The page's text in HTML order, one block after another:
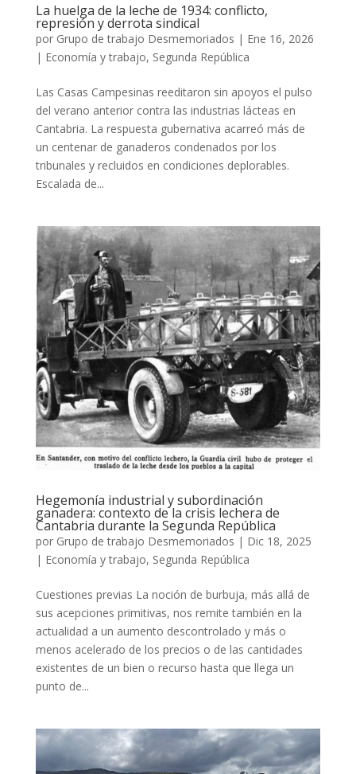
La huelga de la leche de 1934: conflicto,
represión y derrota sindical
por Grupo de trabajo Desmemoriados | Ene 16, 2026
| Economía y trabajo, Segunda República
Las Casas Campesinas reeditaron sin apoyos el pulso
del verano anterior contra las industrias lácteas en
Cantabria. La respuesta gubernativa acarreó más de
un centenar de ganaderos condenados por los
tribunales y recluidos en condiciones deplorables.
Escalada de...
Hegemonía industrial y subordinación
ganadera: contexto de la crisis lechera de
Cantabria durante la Segunda República
por Grupo de trabajo Desmemoriados | Dic 18, 2025
| Economía y trabajo, Segunda República
Cuestiones previas La noción de burbuja, más allá de
sus acepciones primitivas, nos remite también en la
actualidad a un aumento descontrolado y más o
menos acelerado de los precios o de las cantidades
existentes de un bien o recurso hasta que llega un
punto de...